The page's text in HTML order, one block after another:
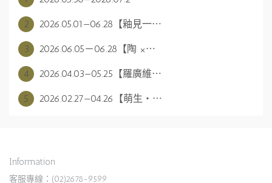
2 2026.05.01—06.28【釉見一⋯
3 2026.06.05－06.28【陶 ×⋯
4 2026.04.03—05.25【羅廣維⋯
5 2026.02.27—04.26【萌生・⋯
Information
客服專線：(02)2678-9599